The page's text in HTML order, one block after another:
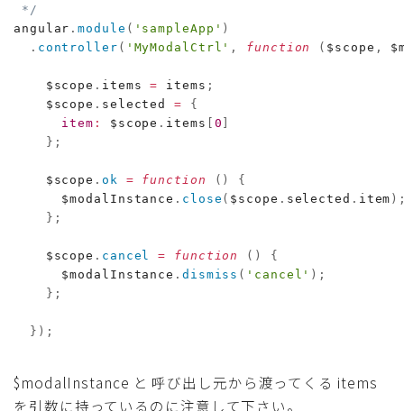
*/
angular .module ( 'sampleApp' )
. controller ( 'MyModalCtrl' , function ( $scope ,
    $scope
. items = items ;
    $scope
. selected =
{
item : $scope . items 0
} ;
    $scope
. ok = function ( )
{
      $modalInstance
. close ( $scope . selected . item )
} ;
    $scope
. cancel = function ( )
{
      $modalInstance
. dismiss ( 'cancel' ) ;
} ;
} ) ;
$modalInstance と 呼び出し元から渡ってくる items
を引数に持っているのに注意して下さい。